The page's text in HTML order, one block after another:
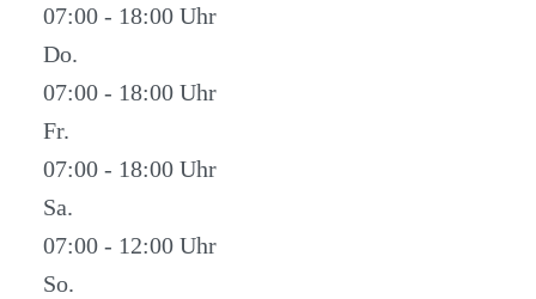
07:00 - 18:00
Do.
07:00 - 18:00
Fr.
07:00 - 18:00
Sa.
07:00 - 12:00
So.